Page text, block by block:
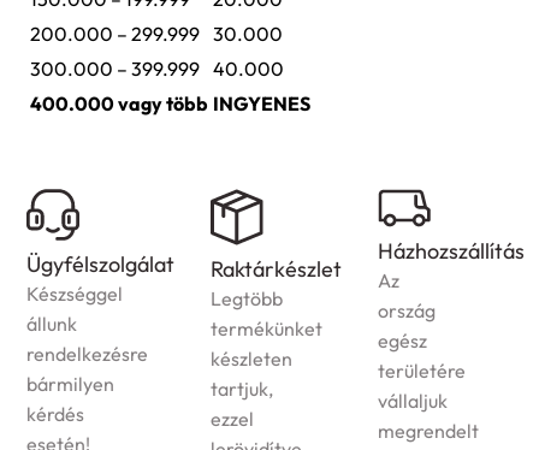
200.000 – 299.999 30.000
300.000 – 399.999 40.000
400.000 vagy több INGYENES
Raktárkészlet
Legtöbb
termékünket
készleten
tartjuk,
ezzel
Házhozszállítás
Az
ország
egész
területére
vállaljuk
megrendelt
Garancia
jogszabályoknak
megfelelően
vállalunk